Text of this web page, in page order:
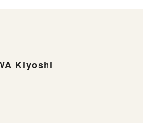
Kiyoshi